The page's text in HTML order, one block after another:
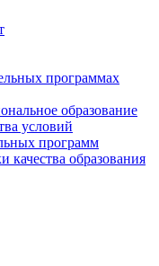
программах
образование
условий
программ
качества образования